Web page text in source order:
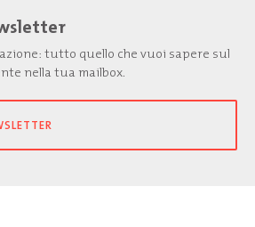
tutto quello che vuoi sapere sul
nella tua mailbox.